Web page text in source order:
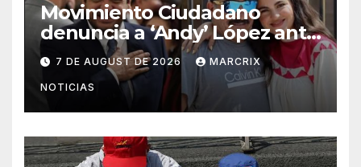
Movimiento Ciudadano
denuncia a ‘Andy’ López ante
el INE por actos anticipados
de campaña
7 DE AUGUST DE 2026 MARCRIX
NOTICIAS